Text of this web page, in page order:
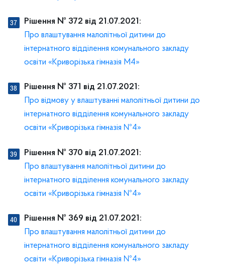
Рішення № 372 від 21.07.2021:
Про влаштування малолітньої дитини до
інтернатного відділення комунального закладу
освіти «Криворізька гімназія М4»
Рішення № 371 від 21.07.2021:
Про відмову у влаштуванні малолітньої дитини до
інтернатного відділення комунального закладу
освіти «Криворізька гімназія №4»
Рішення № 370 від 21.07.2021:
Про влаштування малолітньої дитини до
інтернатного відділення комунального закладу
освіти «Криворізька гімназія №4»
Рішення № 369 від 21.07.2021:
Про влаштування малолітньої дитини до
інтернатного відділення комунального закладу
освіти «Криворізька гімназія №4»